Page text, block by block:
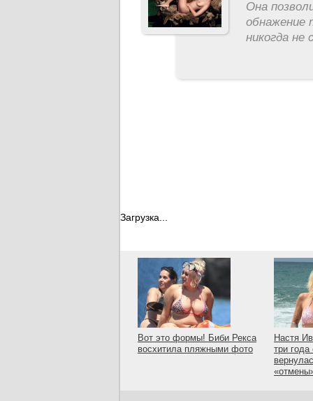
Она
обнажение
никогда не
Загрузка...
Вот это формы! Биби Рекса
восхитила пляжными фото
Настя
три года